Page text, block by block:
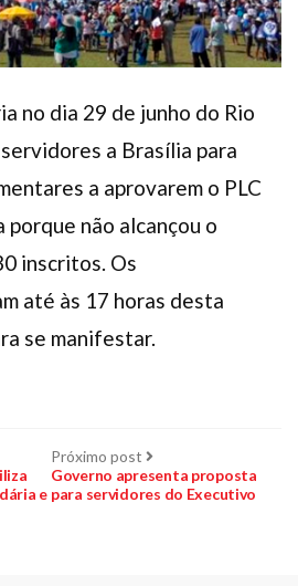
no dia 29 de junho do Rio
a Brasília para
a aprovarem o PLC
não alcançou o
inscritos. Os
até às 17 horas desta
se manifestar.
e
Próximo post Próximo
post:
Governo apresenta proposta
para servidores do Executivo